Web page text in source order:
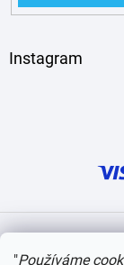
"Používáme
Instagram